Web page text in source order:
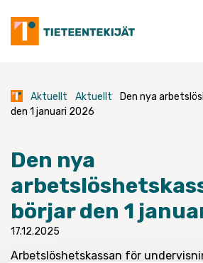
content
Aktuellt Aktuellt
Den nya
den 1 januari 2026
Den nya
börjar den 1
17.12.2025
Arbetslöshetskassan för